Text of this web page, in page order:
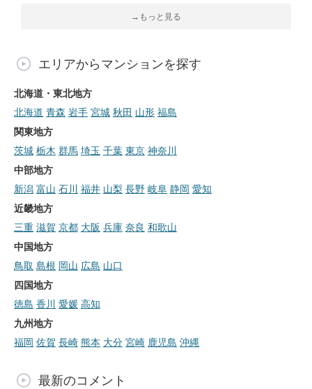
→もっと見る
エリアからマンションを探す
北海道・東北地方
北海道 青森 岩手 宮城 秋田 山形 福島
関東地方
茨城 栃木 群馬 埼玉 千葉 東京 神奈川
中部地方
新潟 富山 石川 福井 山梨 長野 岐阜 静岡 愛知
近畿地方
三重 滋賀 京都 大阪 兵庫 奈良 和歌山
中国地方
鳥取 島根 岡山 広島 山口
四国地方
徳島 香川 愛媛 高知
九州地方
福岡 佐賀 長崎 熊本 大分 宮崎 鹿児島 沖縄
最新のコメント